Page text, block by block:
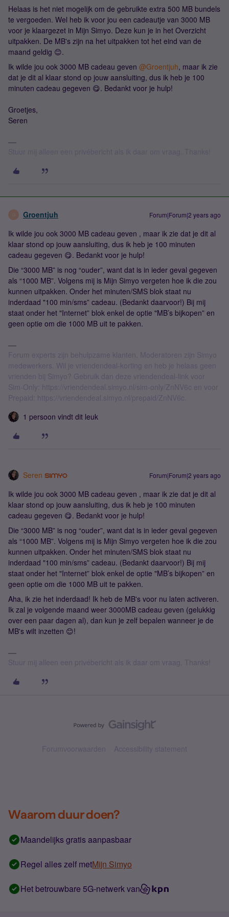
Helaas is het niet mogelijk om de gebruikte extra 500 MB bundels
te vergoeden. Wel heb ik voor jou een cadeautje van 3000 MB
voor je klaargezet in Mijn Simyo. Deze kun je in het Overzicht
uitpakken. De MB's zijn na het uitpakken tot het eind van de
maand geldig 😊.
Ik wilde jou ook 3000 MB cadeau geven @Groentjuh, maar ik zie
dat je dit al klaar stond op jouw aansluiting, dus ik heb je 100
minuten cadeau gegeven 😋. Bedankt voor je hulp!
Groetjes,
Seren
G Groentjuh Forum|Forum|2 years ago
Ik wilde jou ook 3000 MB cadeau geven , maar ik zie dat je dit al
klaar stond op jouw aansluiting, dus ik heb je 100 minuten
cadeau gegeven 😋. Bedankt voor je hulp!
Die “3000 MB” is nog “ouder”, want dat is in ieder geval gegeven
als “1000 MB”. Volgens mij is Mijn Simyo vergeten hoe ik die zou
kunnen uitpakken. Onder het minuten/SMS blok staat nu
inderdaad "100 min/sms” cadeau. (Bedankt daarvoor!) Bij mij
staat onder het "Internet” blok enkel de optie "MB’s bijkopen” en
geen optie om die 1000 MB uit te pakken.
Forum experts zijn behulpzame klanten. Moderatoren zijn Simyo
medewerkers. Wil je vriendendeal-korting en heb je helaas geen
vrienden bij Simyo? Gebruik dan deze vriendendeal-link voor
Sim-Only: https://vriendendeal.simyo.nl/sim-only/ZnNV6c en voor
Prepaid: https://vriendendeal.simyo.nl/prepaid/ZnNV6c.
1 persoon vindt dit leuk
Seren Forum|Forum|2 years ago
Ik wilde jou ook 3000 MB cadeau geven , maar ik zie dat je dit al
klaar stond op jouw aansluiting, dus ik heb je 100 minuten
cadeau gegeven 😋. Bedankt voor je hulp!
Die “3000 MB” is nog “ouder”, want dat is in ieder geval gegeven
als “1000 MB”. Volgens mij is Mijn Simyo vergeten hoe ik die zou
kunnen uitpakken. Onder het minuten/SMS blok staat nu
inderdaad "100 min/sms” cadeau. (Bedankt daarvoor!) Bij mij
staat onder het "Internet” blok enkel de optie "MB’s bijkopen” en
geen optie om die 1000 MB uit te pakken.
Aha, ik zie het inderdaad! Ik heb de MB's voor nu laten activeren.
Ik zal je volgende maand weer 3000MB cadeau geven (gelukkig
over een paar dagen al), dan kun je zelf bepalen wanneer je de
MB's wilt inzetten 😊!
Stuur mij alleen een privébericht als ik daar om vraag. Thanks!
Forumvoorwaarden Accessibility statement
Waarom duur doen?
Maandelijks gratis aanpasbaar
Regel alles zelf metMijn Simyo
Het betrouwbare 5G-netwerk van